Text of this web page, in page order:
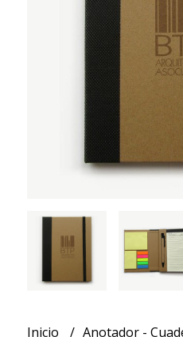
Inicio
Anotador -